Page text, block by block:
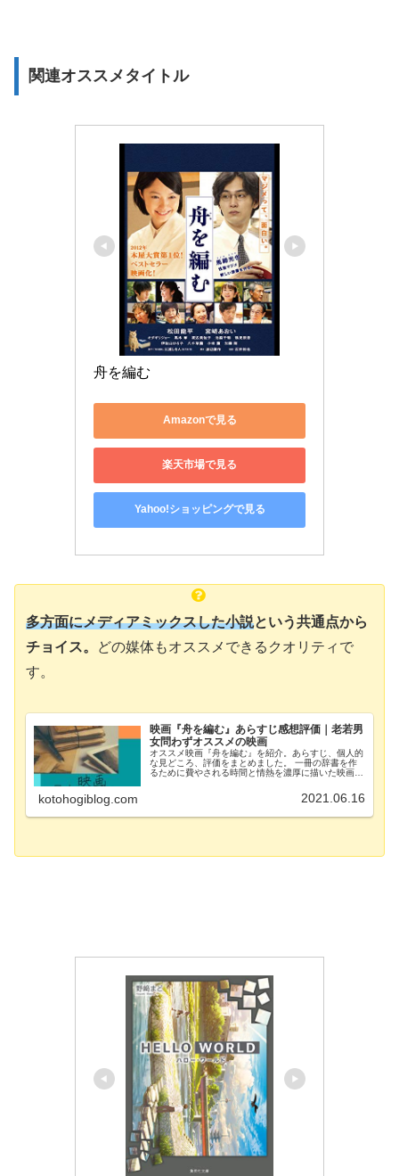
関連オススメタイトル
舟を編む
Amazonで見る
楽天市場で見る
Yahoo!ショッピングで見る
多方面にメディアミックスした小説という共通点から
チョイス。
どの媒体もオススメできるクオリティで
す。
映画『舟を編む』あらすじ感想評価｜老若男
女問わずオススメの映画
オススメ映画『舟を編む』を紹介。あらすじ、個人的
な見どころ、評価をまとめました。 一冊の辞書を作
るために費やされる時間と情熱を濃厚に描いた映画。
わず広い範囲の方にオススメしたい映画です。
kotohogiblog.com 2021.06.16